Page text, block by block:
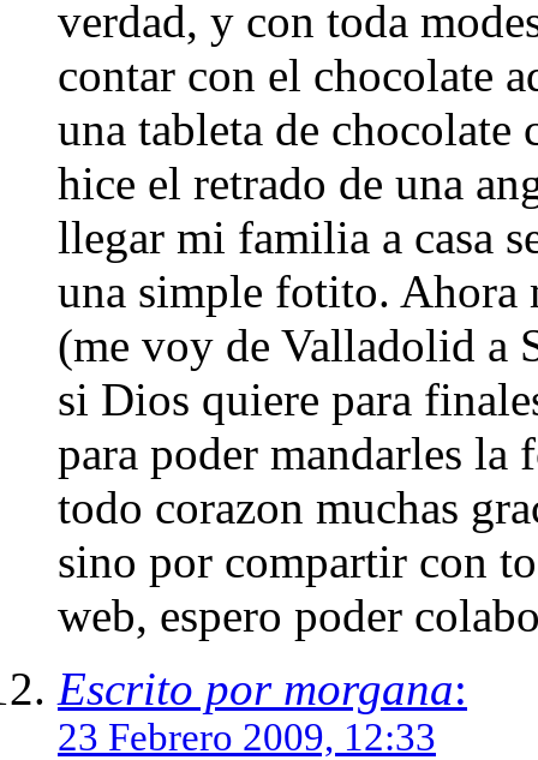
verdad, y con toda
contar con el chocolate
una tableta de chocolate
hice el retrado de una
llegar mi familia a casa
una simple fotito. Ahora
(me voy de Valladolid a
si Dios quiere para
para poder mandarles
todo corazon muchas
sino por compartir con
web, espero poder
Escrito por morgana:
23 Febrero 2009, 12:33